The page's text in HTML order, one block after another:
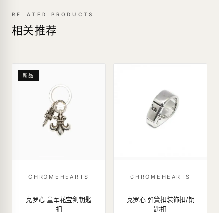
RELATED PRODUCTS
相关推荐
新品
CHROMEHEARTS
克罗心 童军花宝剑钥匙
扣
CHROMEHEARTS
克罗心 弹簧扣装饰扣/钥
匙扣